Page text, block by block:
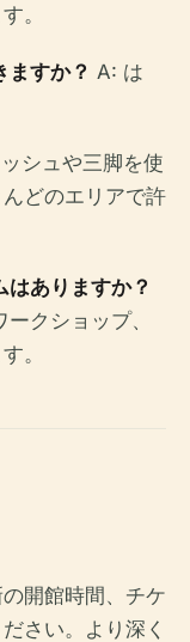
。
ますか？ A: は
シュや三脚を使
どのエリアで許
ありますか？
クショップ、
。
開館時間、チケ
さい。より深く